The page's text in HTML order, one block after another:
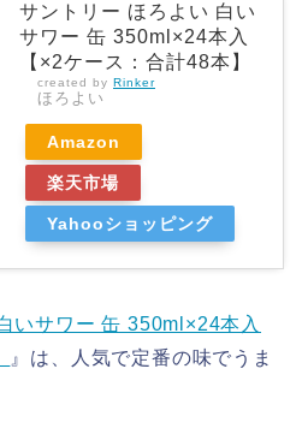
サントリー ほろよい 白い
サワー 缶 350ml×24本入
【×2ケース：合計48本】
created by Rinker
ほろよい
Amazon
楽天市場
Yahooショッピング
いサワー 缶 350ml×24本入
』は、人気で定番の味でうま